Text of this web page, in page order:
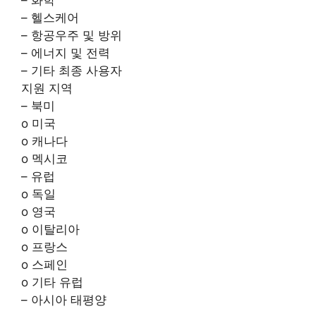
– 헬스케어
– 항공우주 및 방위
– 에너지 및 전력
– 기타 최종 사용자
지원 지역
– 북미
o 미국
o 캐나다
o 멕시코
– 유럽
o 독일
o 영국
o 이탈리아
o 프랑스
o 스페인
o 기타 유럽
– 아시아 태평양